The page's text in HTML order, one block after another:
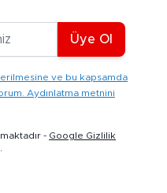
posta Adresiniz
Üye Ol
ve bu kapsamda
Aydınlatma metnini
- Google Gizlilik